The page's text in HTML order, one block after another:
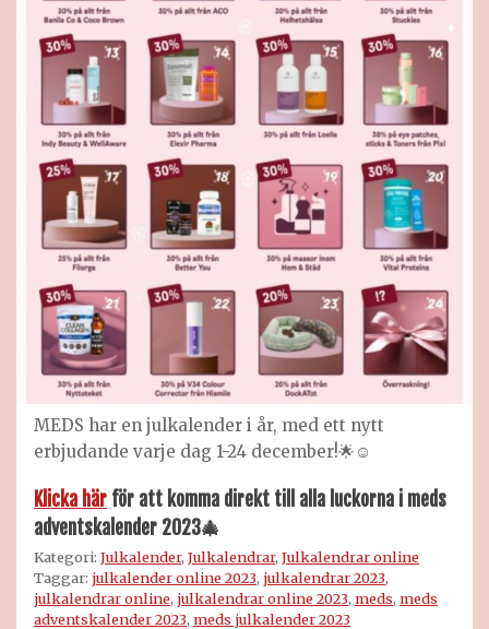
MEDS har en julkalender i år, med ett nytt
erbjudande varje dag 1-24 december!🌟☺️
Klicka här för att komma direkt till alla luckorna i meds
adventskalender 2023🎄
Kategori: Julkalender, Julkalendrar, Julkalendrar online
Taggar: julkalender online 2023, julkalendrar 2023,
julkalendrar online, julkalendrar online 2023, meds, meds
adventskalender 2023, meds julkalender 2023